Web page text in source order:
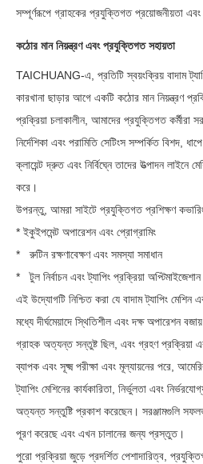
সম্পূর্ণরূপে গ্রাহকের প্রযুক্তিগত প্রয়োজনীয়তা
কঠোর মান নিয়ন্ত্রণ এবং প্রযুক্তিগত সহায়তা
TAICHUANG-এ, প্রতিটি স্বয়ংক্রিয় বাদাম
কারখানা ছাড়ার আগে একটি কঠোর মান নিয়ন্ত্রণ
প্রক্রিয়া চলাকালীন, আমাদের প্রযুক্তিগত কর্মীরা
নির্দেশিকা এবং পরামিতি সেটিংস সম্পর্কিত বিশদ,
ক্লায়েন্ট দ্রুত এবং নির্বিঘ্নে তাদের উত্পাদন লাইনে
করে।
উপরন্তু, আমরা সাইটে প্রযুক্তিগত প্রশিক্ষণ
* ইকুইপমেন্ট অপারেশন এবং প্রোগ্রামিং
* রুটিন রক্ষণাবেক্ষণ এবং সমস্যা সমাধান
* টুল নির্বাচন এবং ট্যাপিং প্রক্রিয়া অপ্টিমাইজেশান
এই উদ্যোগটি নিশ্চিত করা যে বাদাম ট্যাপিং মেশিন
মধ্যে দীর্ঘমেয়াদে স্থিতিশীল এবং দক্ষ অপারেশন
গ্রাহক অত্যন্ত সন্তুষ্ট ছিল, এবং গ্রহণ প্রক্রিয়া
ব্যাপক এবং সূক্ষ্ম পরীক্ষা এবং মূল্যায়নের পরে,
ট্যাপিং মেশিনের কার্যকারিতা, নির্ভুলতা এবং
অত্যন্ত সন্তুষ্টি প্রকাশ করেছেন। সরঞ্জামগুলি
পূরণ করেছে এবং এখন চালানের জন্য প্রস্তুত।
পুরো প্রক্রিয়া জুড়ে প্রদর্শিত পেশাদারিত্ব,